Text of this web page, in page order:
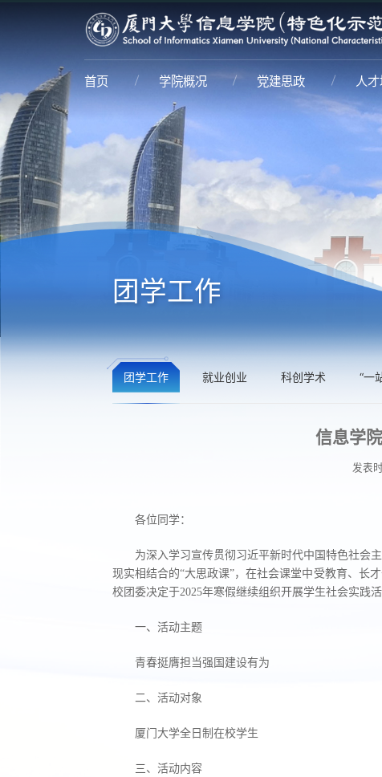
首页 学院概况 党建思政 人
团学工作
团学工作 就业创业 科创学术 “一
信息学
发表
各位同学：
为深入学习宣传贯彻习近平新时代中国特色社会
现实相结合的“大思政课”，在社会课堂中受教育、长
校团委决定于2025年寒假继续组织开展学生社会实践
一、活动主题
青春挺膺担当强国建设有为
二、活动对象
厦门大学全日制在校学生
三、活动内容